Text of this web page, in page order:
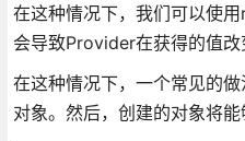
在这种情况下，我们可以使
会导致Provider在获得的值改
在这种情况下，一个常见的
对象。然后，创建的对象将